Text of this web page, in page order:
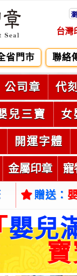
台灣
省門市 聯絡
公司章 代
兒三寶 女
開運字體
金屬印章 寵
贈送：
嬰兒